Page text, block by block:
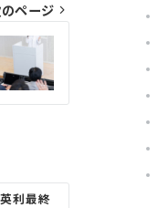
ページ
利最終